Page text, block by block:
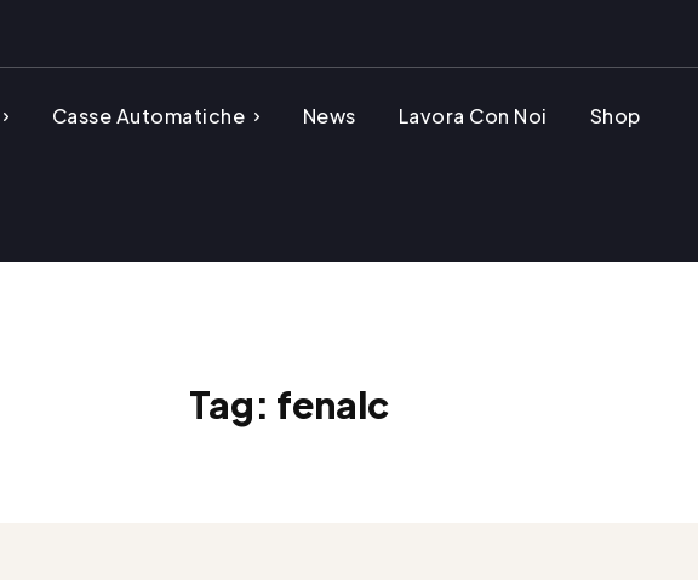
Casse Automatiche News Lavora Con Noi Shop
Tag: fenalc